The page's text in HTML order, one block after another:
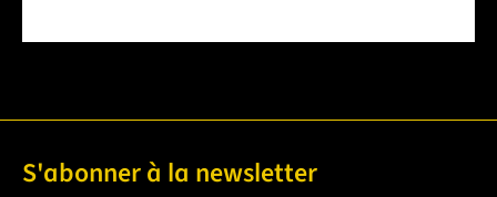
S'abonner à la newsletter